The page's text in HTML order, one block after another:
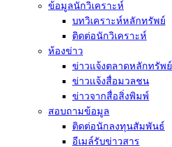
ข้อมูลนักวิเคราะห์
บทวิเคราะห์หลักทรัพย์
ติดต่อนักวิเคราะห์
ห้องข่าว
ข่าวแจ้งตลาดหลักทรัพย์
ข่าวเเจ้งสื่อมวลชน
ข่าวจากสื่อสิ่งพิมพ์
สอบถามข้อมูล
ติดต่อนักลงทุนสัมพันธ์
อีเมล์รับข่าวสาร